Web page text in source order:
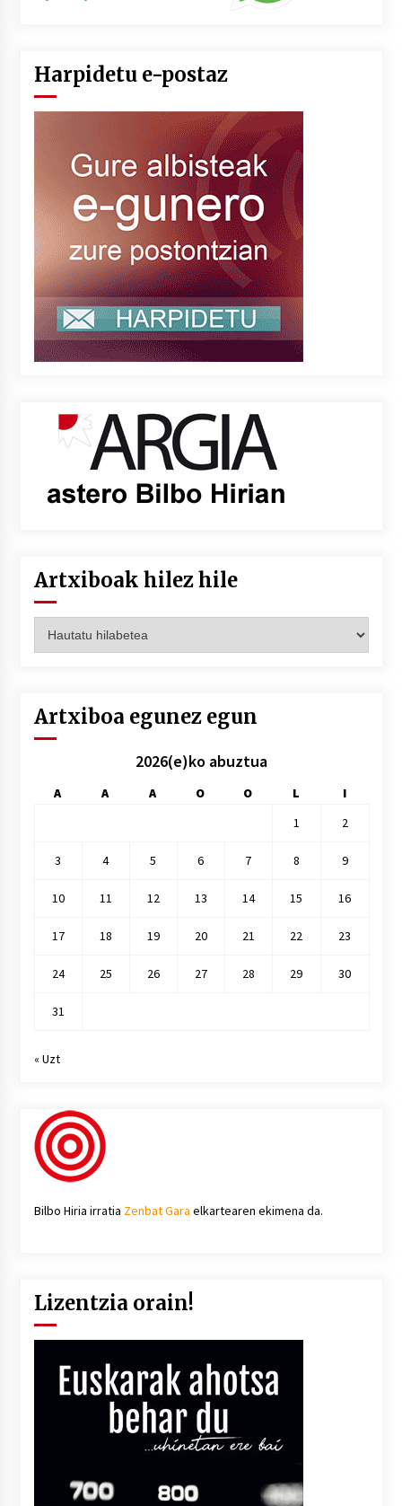
Harpidetu e-postaz
Artxiboak hilez hile
hilez
Artxiboa egunez egun
2026(e)ko abuztua
A A A O O L
I
1
2
3 4 5 6 7 8 9
10 11 12 13 14 15 16
17 18 19 20 21 22 23
24 25 26 27 28 29 30
31
« Uzt
Bilbo Hiria irratia Zenbat Gara elkartearen ekimena da.
Lizentzia orain!